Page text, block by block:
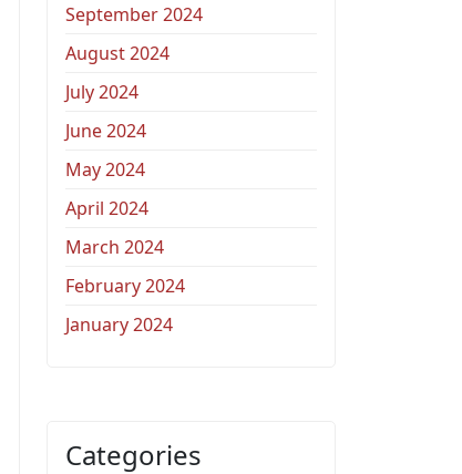
September 2024
August 2024
July 2024
June 2024
May 2024
April 2024
March 2024
February 2024
January 2024
Categories